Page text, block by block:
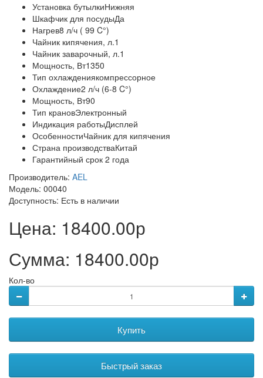
Установка бутылкиНижняя
Шкафчик для посудыДа
Нагрев8 л/ч ( 99 C°)
Чайник кипячения, л.1
Чайник заварочный, л.1
Мощность, Вт1350
Тип охлаждениякомпрессорное
Охлаждение2 л/ч (6-8 C°)
Мощность, Вт90
Тип крановЭлектронный
Индикация работыДисплей
ОсобенностиЧайник для кипячения
Страна производстваКитай
Гарантийный срок 2 года
Производитель: AEL
Модель: 00040
Доступность: Есть в наличии
Цена: 18400.00р
Сумма: 18400.00р
Кол-во
Купить
Быстрый заказ